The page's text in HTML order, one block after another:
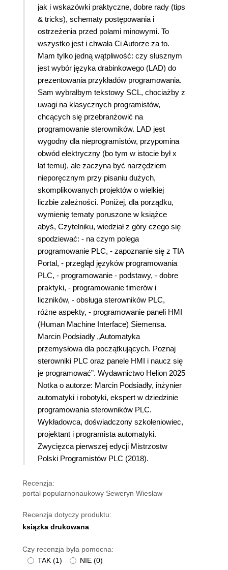
jak i wskazówki praktyczne, dobre rady (tips
& tricks), schematy postępowania i
ostrzeżenia przed polami minowymi. To
wszystko jest i chwała Ci Autorze za to.
Mam tylko jedną wątpliwość: czy słusznym
jest wybór języka drabinkowego (LAD) do
prezentowania przykładów programowania.
Sam wybrałbym tekstowy SCL, chociażby z
uwagi na klasycznych programistów,
chcących się przebranżowić na
programowanie sterowników. LAD jest
wygodny dla nieprogramistów, przypomina
obwód elektryczny (bo tym w istocie był x
lat temu), ale zaczyna być narzędziem
nieporęcznym przy pisaniu dużych,
skomplikowanych projektów o wielkiej
liczbie zależności. Poniżej, dla porządku,
wymienię tematy poruszone w książce
abyś, Czytelniku, wiedział z góry czego się
spodziewać: - na czym polega
programowanie PLC, - zapoznanie się z TIA
Portal, - przegląd języków programowania
PLC, - programowanie - podstawy, - dobre
praktyki, - programowanie timerów i
liczników, - obsługa sterowników PLC,
różne aspekty, - programowanie paneli HMI
(Human Machine Interface) Siemensa.
Marcin Podsiadły „Automatyka
przemysłowa dla początkujących. Poznaj
sterowniki PLC oraz panele HMI i naucz się
je programować”. Wydawnictwo Helion 2025
Notka o autorze: Marcin Podsiadły, inżynier
automatyki i robotyki, ekspert w dziedzinie
programowania sterowników PLC.
Wykładowca, doświadczony szkoleniowiec,
projektant i programista automatyki.
Zwycięzca pierwszej edycji Mistrzostw
Polski Programistów PLC (2018).
Recenzja:
portal popularnonaukowy Seweryn Wiesław
Recenzja dotyczy produktu:
ksiązka drukowana
Czy recenzja była pomocna:
TAK (1) NIE (0)